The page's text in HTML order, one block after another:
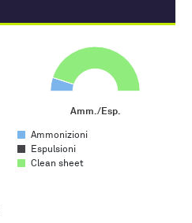
Amm./Esp.
Pie chart with 3 slices.
Amm./Esp.
End of interactive chart.
Ammonizioni
Espulsioni
Clean sheet